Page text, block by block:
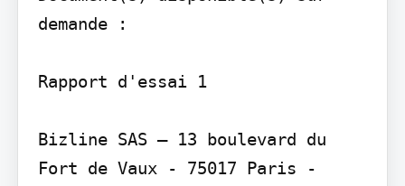
demande :
Rapport d'essai 1
Bizline SAS – 13 boulevard du
Fort de Vaux - 75017 Paris -